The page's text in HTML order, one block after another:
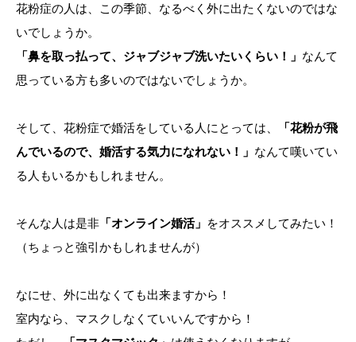
花粉症の人は、この季節、なるべく外に出たくないのではな
いでしょうか。
「鼻を取っ払って、ジャブジャブ洗いたいくらい！」 なんて
思っている方も多いのではないでしょうか。
そして、花粉症で婚活をしている人にとっては、
「花粉が飛
んでいるので、婚活する気力になれない！」 なんて嘆いてい
る人もいるかもしれません。
そんな人は是非 「オンライン婚活」 をオススメしてみたい！
（ちょっと強引かもしれませんが）
なにせ、外に出なくても出来ますから！
室内なら、マスクしなくていいんですから！